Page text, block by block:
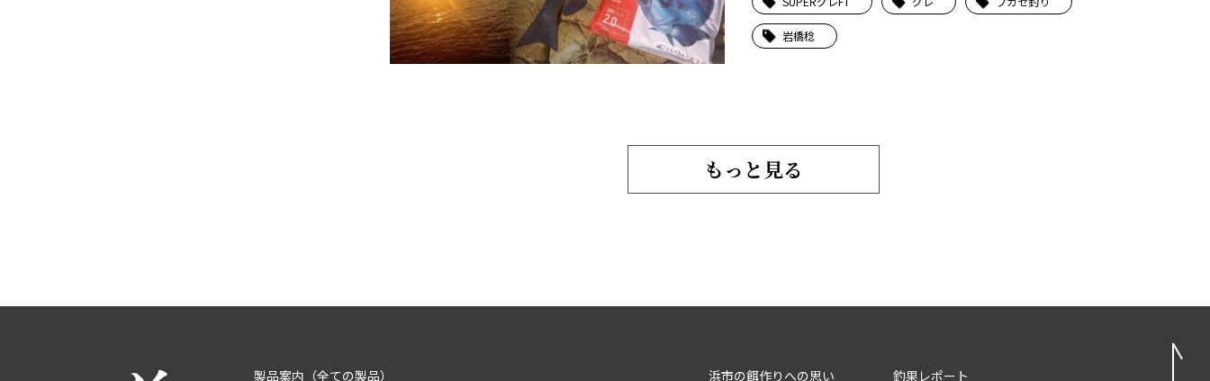
岩橋稔
もっと見る
製品案内 （全ての製品） 浜市の餌作りへの思い 釣果レポート